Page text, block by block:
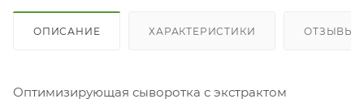
ОПИСАНИЕ ХАРАКТЕРИСТИКИ ОТЗЫВЫ
Оптимизирующая сыворотка с экстрактом